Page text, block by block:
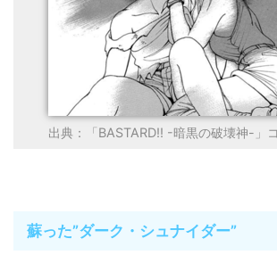
出典：「BASTARD!! -暗黒の破壊神-」
蘇った”ダーク・シュナイダー”